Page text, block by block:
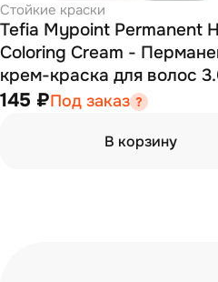
Стойкие краски
Tefia Mypoint Permanent
Coloring Cream -
крем-краска для волос
темный брюнет
145 ₽Под заказ
В корзину